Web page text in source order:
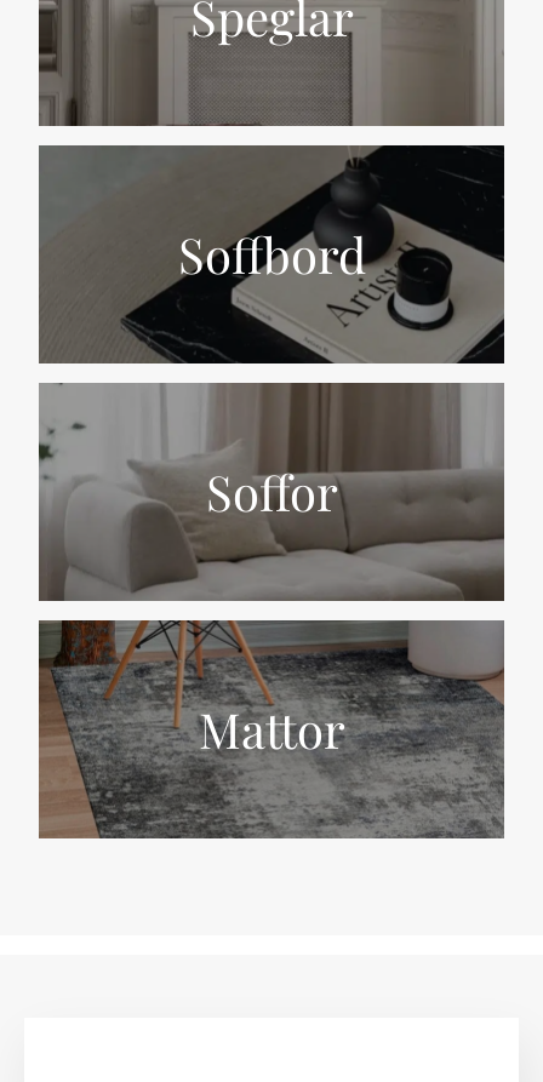
Speglar
Soffbord
Soffor
Mattor